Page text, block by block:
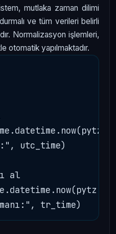
mutlaka zaman dilimi
ve tüm verileri belirli
Normalizasyon işlemleri,
otomatik yapılmaktadır.
utc_time)
al